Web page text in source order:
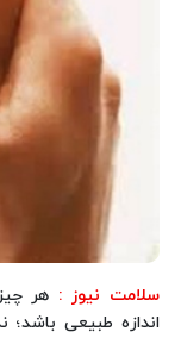
سلامت نیوز : هر
اندازه طبیعی